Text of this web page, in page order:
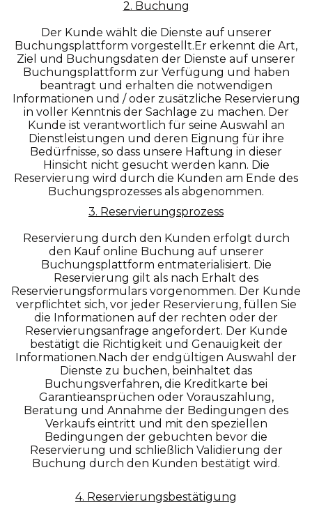
2. Buchung
Der Kunde wählt die Dienste auf unserer
Buchungsplattform vorgestellt.Er erkennt die Art,
Ziel und Buchungsdaten der Dienste auf unserer
Buchungsplattform zur Verfügung und haben
beantragt und erhalten die notwendigen
Informationen und / oder zusätzliche Reservierung
in voller Kenntnis der Sachlage zu machen. Der
Kunde ist verantwortlich für seine Auswahl an
Dienstleistungen und deren Eignung für ihre
Bedürfnisse, so dass unsere Haftung in dieser
Hinsicht nicht gesucht werden kann. Die
Reservierung wird durch die Kunden am Ende des
Buchungsprozesses als abgenommen.
3. Reservierungsprozess
Reservierung durch den Kunden erfolgt durch
den Kauf online Buchung auf unserer
Buchungsplattform entmaterialisiert. Die
Reservierung gilt als nach Erhalt des
Reservierungsformulars vorgenommen. Der Kunde
verpflichtet sich, vor jeder Reservierung, füllen Sie
die Informationen auf der rechten oder der
Reservierungsanfrage angefordert. Der Kunde
bestätigt die Richtigkeit und Genauigkeit der
Informationen.Nach der endgültigen Auswahl der
Dienste zu buchen, beinhaltet das
Buchungsverfahren, die Kreditkarte bei
Garantieansprüchen oder Vorauszahlung,
Beratung und Annahme der Bedingungen des
Verkaufs eintritt und mit den speziellen
Bedingungen der gebuchten bevor die
Reservierung und schließlich Validierung der
Buchung durch den Kunden bestätigt wird.
4. Reservierungsbestätigung